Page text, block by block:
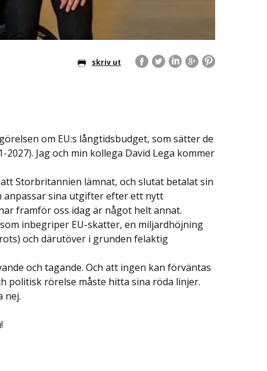
skriv ut
om EU:s långtidsbudget, som sätter de
Jag och min kollega David Lega kommer
Storbritannien lämnat, och slutat betalat sin
anpassar sina utgifter efter ett nytt
framför oss idag är något helt annat.
inbegriper EU-skatter, en miljardhöjning
och därutöver i grunden felaktig
och tagande. Och att ingen kan förväntas
politisk rörelse måste hitta sina röda linjer.
nej.